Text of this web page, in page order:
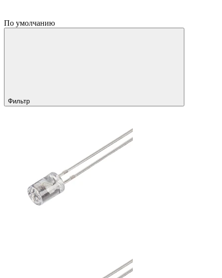
По умолчанию
Фильтр